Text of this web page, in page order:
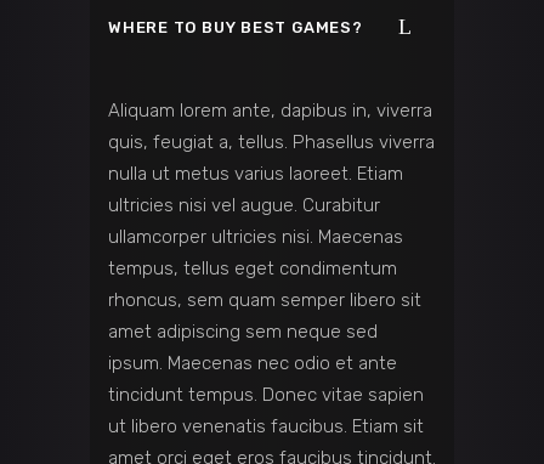
WHERE TO BUY BEST GAMES?
Aliquam lorem ante, dapibus in, viverra
quis, feugiat a, tellus. Phasellus viverra
nulla ut metus varius laoreet. Etiam
ultricies nisi vel augue. Curabitur
ullamcorper ultricies nisi. Maecenas
tempus, tellus eget condimentum
rhoncus, sem quam semper libero sit
amet adipiscing sem neque sed
ipsum. Maecenas nec odio et ante
tincidunt tempus. Donec vitae sapien
ut libero venenatis faucibus. Etiam sit
amet orci eget eros faucibus tincidunt.